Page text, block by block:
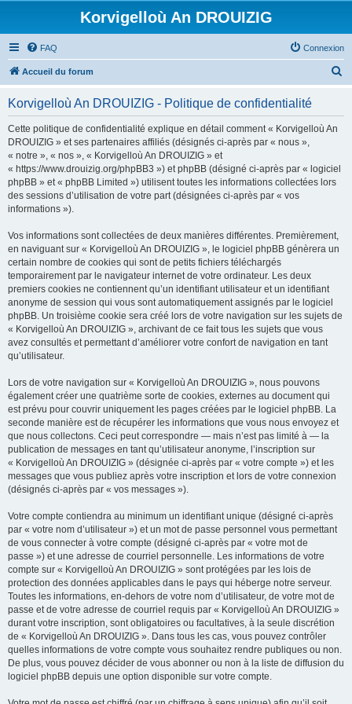
Korvigelloù An DROUIZIG
FAQ Connexion
Accueil du forum
Korvigelloù An DROUIZIG - Politique de confidentialité
Cette politique de confidentialité explique en détail comment « Korvigelloù An
DROUIZIG » et ses partenaires affiliés (désignés ci-après par « nous »,
« notre », « nos », « Korvigelloù An DROUIZIG » et
« https://www.drouizig.org/phpBB3 ») et phpBB (désigné ci-après par « logiciel
phpBB » et « phpBB Limited ») utilisent toutes les informations collectées lors
des sessions d’utilisation de votre part (désignées ci-après par « vos
informations »).
Vos informations sont collectées de deux manières différentes. Premièrement,
en naviguant sur « Korvigelloù An DROUIZIG », le logiciel phpBB génèrera un
certain nombre de cookies qui sont de petits fichiers téléchargés
temporairement par le navigateur internet de votre ordinateur. Les deux
premiers cookies ne contiennent qu’un identifiant utilisateur et un identifiant
anonyme de session qui vous sont automatiquement assignés par le logiciel
phpBB. Un troisième cookie sera créé lors de votre navigation sur les sujets de
« Korvigelloù An DROUIZIG », archivant de ce fait tous les sujets que vous
avez consultés et permettant d’améliorer votre confort de navigation en tant
qu’utilisateur.
Lors de votre navigation sur « Korvigelloù An DROUIZIG », nous pouvons
également créer une quatrième sorte de cookies, externes au document qui
est prévu pour couvrir uniquement les pages créées par le logiciel phpBB. La
seconde manière est de récupérer les informations que vous nous envoyez et
que nous collectons. Ceci peut correspondre — mais n’est pas limité à — la
publication de messages en tant qu’utilisateur anonyme, l’inscription sur
« Korvigelloù An DROUIZIG » (désignée ci-après par « votre compte ») et les
messages que vous publiez après votre inscription et lors de votre connexion
(désignés ci-après par « vos messages »).
Votre compte contiendra au minimum un identifiant unique (désigné ci-après
par « votre nom d’utilisateur ») et un mot de passe personnel vous permettant
de vous connecter à votre compte (désigné ci-après par « votre mot de
passe ») et une adresse de courriel personnelle. Les informations de votre
compte sur « Korvigelloù An DROUIZIG » sont protégées par les lois de
protection des données applicables dans le pays qui héberge notre serveur.
Toutes les informations, en-dehors de votre nom d’utilisateur, de votre mot de
passe et de votre adresse de courriel requis par « Korvigelloù An DROUIZIG »
durant votre inscription, sont obligatoires ou facultatives, à la seule discrétion
de « Korvigelloù An DROUIZIG ». Dans tous les cas, vous pouvez contrôler
quelles informations de votre compte vous souhaitez rendre publiques ou non.
De plus, vous pouvez décider de vous abonner ou non à la liste de diffusion du
logiciel phpBB depuis une option disponible sur votre compte.